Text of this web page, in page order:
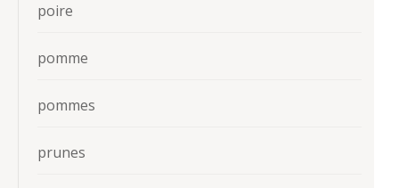
poire
pomme
pommes
prunes